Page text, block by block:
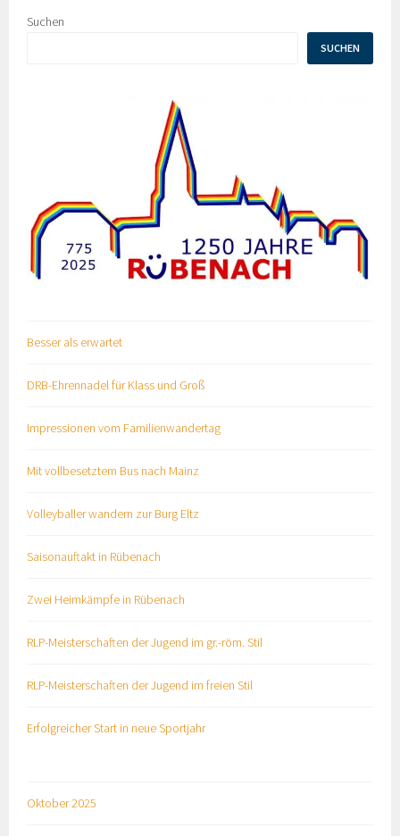
Suchen
SUCHEN
Besser als erwartet
DRB-Ehrennadel für Klass und Groß
Impressionen vom Familienwandertag
Mit vollbesetztem Bus nach Mainz
Volleyballer wandern zur Burg Eltz
Saisonauftakt in Rübenach
Zwei Heimkämpfe in Rübenach
RLP-Meisterschaften der Jugend im gr.-röm. Stil
RLP-Meisterschaften der Jugend im freien Stil
Erfolgreicher Start in neue Sportjahr
Oktober 2025